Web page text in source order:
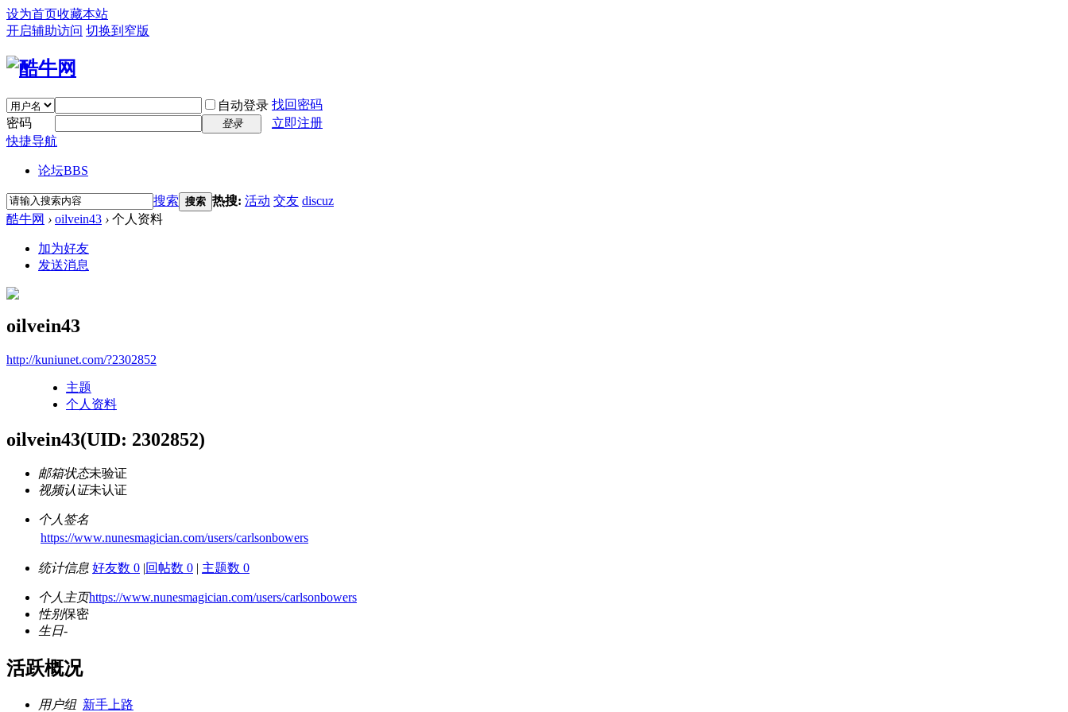
设为首页收藏本站
开启辅助访问 切换到窄版
自动登录 找回密码
密码
登录
立即注册
快捷导航
论坛BBS
搜索 搜索 热搜: 活动 交友 discuz
酷牛网 › oilvein43 › 个人资料
加为好友
发送消息
oilvein43
http://kuniunet.com/?2302852
主题
个人资料
oilvein43(UID: 2302852)
邮箱状态未验证
视频认证未认证
个人签名
https://www.nunesmagician.com/users/carlsonbowers
统计信息 好友数 0 |回帖数 0 | 主题数 0
个人主页https://www.nunesmagician.com/users/carlsonbowers
性别保密
生日-
活跃概况
用户组 新手上路